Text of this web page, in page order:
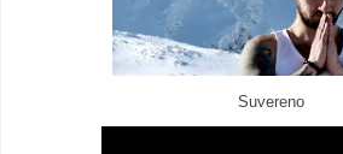
Suvereno